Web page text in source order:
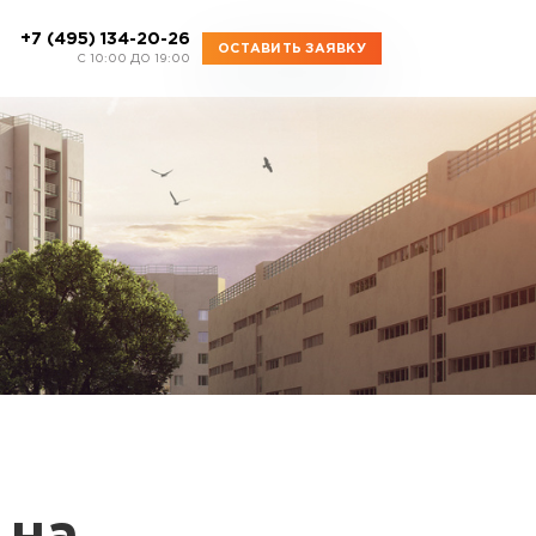
+7 (495) 134-20-26
C 10:00 ДО 19:00
ОСТАВИТЬ ЗАЯВКУ